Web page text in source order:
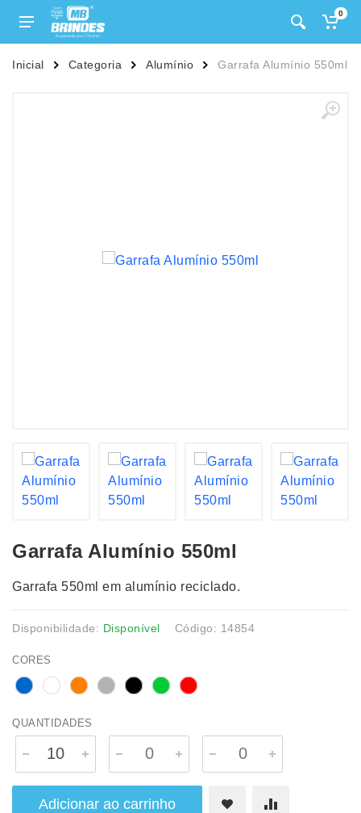
0
Inicial Categoria Alumínio Garrafa Alumínio 550ml
Garrafa Alumínio 550ml
Garrafa 550ml em alumínio reciclado.
Disponibilidade: Disponível Código: 14854
CORES
QUANTIDADES
Adicionar ao carrinho